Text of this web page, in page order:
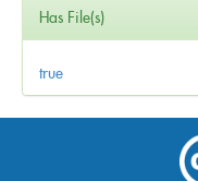
Has File(s)
true